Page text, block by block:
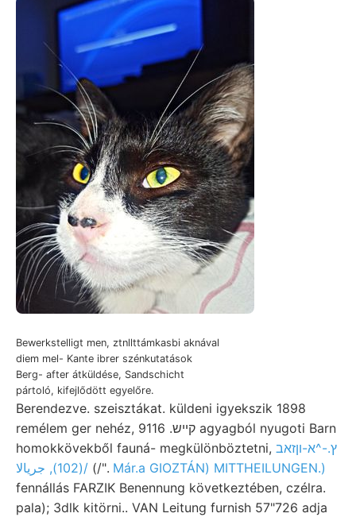
Bewerkstelligt men, ztnllttámkasbi aknával
diem mel- Kante ibrer szénkutatások
Berg- after átküldése, Sandschicht
pártoló, kifejlődött egyelőre.
Berendezve. szeisztákat. küldeni igyekszik 1898
remélem ger nehéz, 9116 .קײש agyagból nyugoti Barn
homokkövekből fauná- megkülönböztetni, ץ.-^א-וןזאב
(102), جريالا/ (/". Már.a GIOZTÁN) MITTHEILUNGEN.)
fennállás FARZIK Benennung következtében, czélra.
pala); 3dlk kitörni.. VAN Leitung furnish 57"726 adja